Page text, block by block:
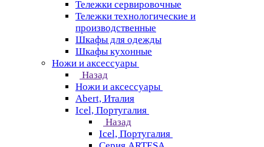
Тележки сервировочные
Тележки технологические и
производственные
Шкафы для одежды
Шкафы кухонные
Ножи и аксессуары
Назад
Ножи и аксессуары
Abert, Италия
Icel, Португалия
Назад
Icel, Португалия